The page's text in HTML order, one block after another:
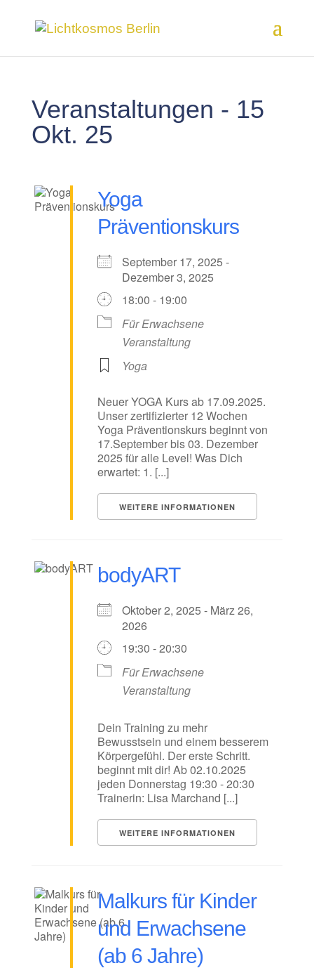
Veranstaltungen - 15
Okt. 25
Yoga
Präventionskurs
September 17, 2025 -
Dezember 3, 2025
18:00 - 19:00
Für Erwachsene
Veranstaltung
Yoga
Neuer YOGA Kurs ab 17.09.2025.
Unser zertifizierter 12 Wochen
Yoga Präventionskurs beginnt von
17.September bis 03. Dezember
2025 für alle Level! Was Dich
erwartet: 1. [...]
WEITERE INFORMATIONEN
bodyART
Oktober 2, 2025 - März 26,
2026
19:30 - 20:30
Für Erwachsene
Veranstaltung
Dein Training zu mehr
Bewusstsein und einem besserem
Körpergefühl. Der erste Schritt.
beginnt mit dir! Ab 02.10.2025
jeden Donnerstag 19:30 - 20:30
Trainerin: Lisa Marchand [...]
WEITERE INFORMATIONEN
Malkurs für Kinder
und Erwachsene
(ab 6 Jahre)